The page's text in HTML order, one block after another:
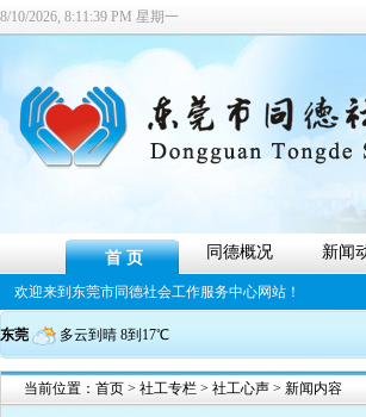
8/10/2026, 8:11:40 PM 星期一
首 页 同德概况 新闻
欢迎来到东莞市同德社会工作服务中心网站！
东莞 多云到晴 8到17℃
当前位置： 首页 > 社工专栏 > 社工心声 > 新闻内容